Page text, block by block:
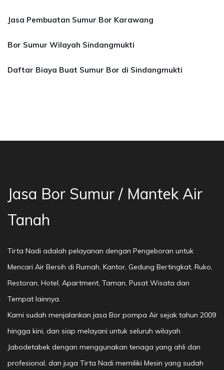
Jasa Pembuatan Sumur Bor Karawang
Bor Sumur Wilayah Sindangmukti
Daftar Biaya Buat Sumur Bor di Sindangmukti
Jasa Bor Sumur / Mantek Air
Tanah
Tirta Nadi adalah pelayanan dengan Pengeboran untuk
Mencari Air Bersih di Rumah, Kantor, Gedung Bertingkat, Ruko,
Restoran, Hotel, Apartment, Taman, Pusat Wisata dan
Tempat lainnya.
Kami sudah menjalankan jasa Bor pompa Air sejak tahun 2009
hingga kini, dan siap melayani untuk seluruh wilayah
Jabodetabek dengan menggunakan tenaga yang ahli dan
profesional, dan juga Tirta Nadi memiliki Mesin yang sudah